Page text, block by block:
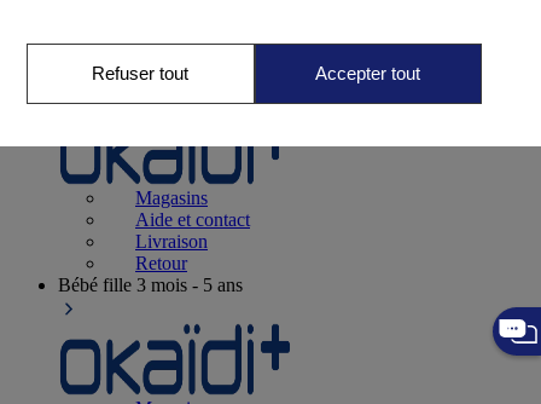
Naissance0-12 mois
Magasins
Aide et contact
Livraison
Retour
Bébé fille 3 mois - 5 ans
Refuser tout Accepter tout